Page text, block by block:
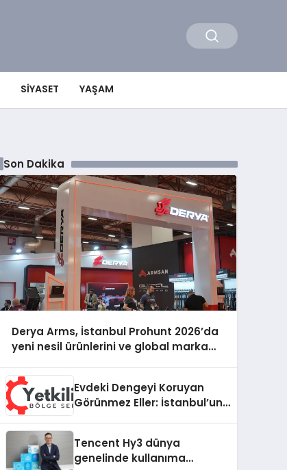
SIYASET YAŞAM
Son Dakika
Derya Arms, İstanbul Prohunt 2026’da
yeni nesil ürünlerini ve global marka
Evdeki Dengeyi Koruyan
Görünmez Eller: İstanbul’un
Tencent Hy3 dünya
genelinde kullanıma